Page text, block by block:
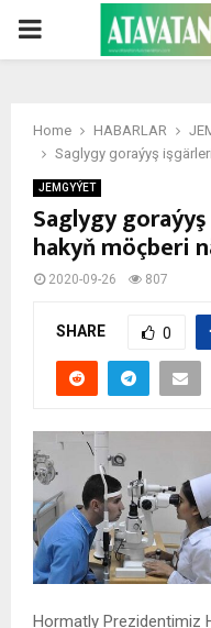
PRIMARY
Home HABARLAR
Saglygy goraýyş
JEMGYÝET
Saglygy
hakyň möçberi
2020-09-26 807
SHARE 0
Hormatly Prezidentimiz